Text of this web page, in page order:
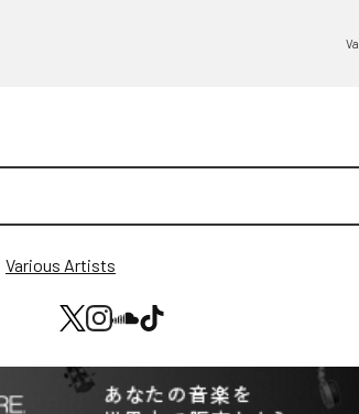
Various Artists